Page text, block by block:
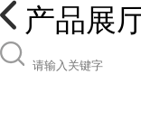
产品展